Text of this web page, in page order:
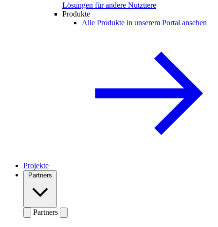
Lösungen für andere Nutztiere
Produkte
Alle Produkte in unserem Portal ansehen
Projekte
Partners
Partners